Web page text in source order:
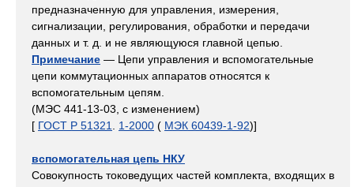
предназначенную для управления, измерения,
сигнализации, регулирования, обработки и передачи
данных и т. д. и не являющуюся главной цепью.
Примечание — Цепи управления и вспомогательные
цепи коммутационных аппаратов относятся к
вспомогательным цепям.
(МЭС 441-13-03, с изменением)
[ ГОСТ Р 51321 1-2000 ( МЭК 60439-1-92)]
вспомогательная цепь НКУ
Совокупность токоведущих частей комплекта, входящих в